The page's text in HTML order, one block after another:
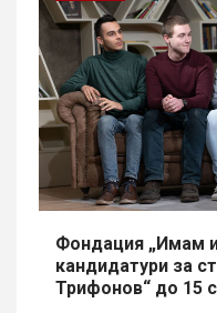
Фондация „Имам
кандидатури за
Трифонов“ до 15